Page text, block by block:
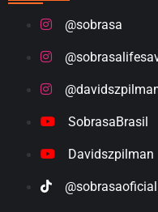
@sobrasa
SobrasaBrasil
Davidszpilman
@sobrasaoficial